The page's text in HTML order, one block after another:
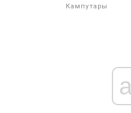
Кампутары